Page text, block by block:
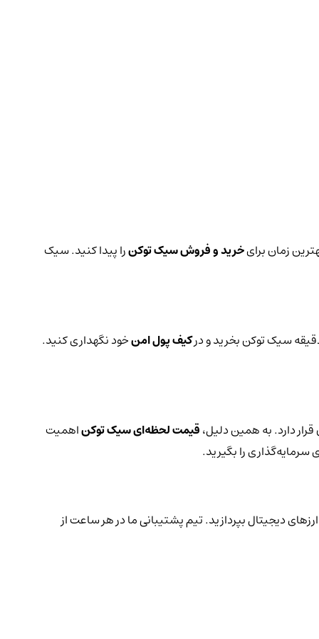
زمان برایخرید و فروش سیک توکنرا پیدا کنید. سیک
سیک توکن بخرید و درکیف پول امنخود نگهداری کنید.
دارد. به همین دلیل،قیمت لحظه‌ای سیک توکناهمیت
را بگیرید.
دیجیتال بپردازید. تیم پشتیبانی ما در هر ساعت از